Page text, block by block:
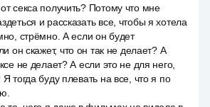
секса получить? Потому что мне
и рассказать все, чтобы я хотела
стрёмно. А если он будет
он скажет, что он так не делает? А
не делает? А если это не для него,
тогда буду плевать на все, что я по